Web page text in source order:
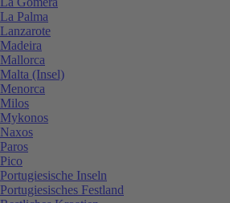
La Palma
Lanzarote
Madeira
Mallorca
Malta (Insel)
Menorca
Milos
Mykonos
Naxos
Paros
Pico
Portugiesische Inseln
Portugiesisches Festland